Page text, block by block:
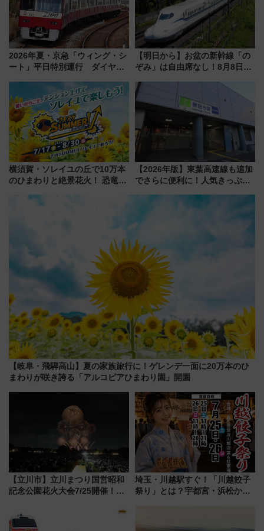
2026年夏・京急「ウィング・シ
ート」平日特別運行 ダイヤ・
三浦海岸を堪能できるお出かけ
プランもご紹介
【明日から】お盆の新幹線「の
ぞみ」は自由席なし！8月8日午
せば空きが見つかることも 混
雑避ける「空席」探しのコツ
横須賀・ソレイユの丘で10万本
のひまわりと絶景花火！ 恐竜や
帰りお出かけ最新情報（2026年
【2026年版】東葉高速線も追加
でさらに便利に！人気きっぷ
今年も発売 秋・早春に千葉県を
巡るなら使い勝手・コスパ抜群
【岐阜・飛騨高山】夏の家族旅行に！ゲレンデ一面に20万本のひ
まわりが咲き誇る「アルコピアひまわり園」開園
【立川市】立川まつり国営昭和
記念公園花火大会7/25開催！
混雑に要注意、その理由は
埼玉・川越駅すぐ！「川越餃子
祭り」とは？宇都宮・浜松から